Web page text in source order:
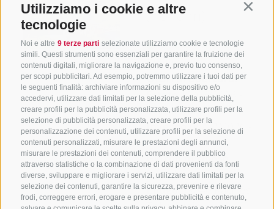
Utilizziamo i cookie e altre
tecnologie
Noi e altre 9 terze parti selezionate utilizziamo cookie e tecnologie
simili. Questi strumenti sono essenziali per garantire la fruizione dei
contenuti digitali, migliorare la navigazione e, previo tuo consenso,
per scopi pubblicitari. Ad esempio, potremmo utilizzare i tuoi dati per
le seguenti finalità: archiviare informazioni su dispositivo e/o
accedervi, utilizzare dati limitati per la selezione della pubblicità,
creare profili per la pubblicità personalizzata, utilizzare profili per la
selezione di pubblicità personalizzata, creare profili per la
personalizzazione dei contenuti, utilizzare profili per la selezione di
contenuti personalizzati, misurare le prestazioni degli annunci,
misurare le prestazioni dei contenuti, comprendere il pubblico
attraverso statistiche o la combinazione di dati provenienti da fonti
diverse, sviluppare e migliorare i servizi, utilizzare dati limitati per la
selezione dei contenuti, garantire la sicurezza, prevenire e rilevare
frodi, correggere errori, erogare e presentare pubblicità e contenuto,
(1840 m)
Mostra sulla
mappa
Orari di apertura:
Estate12/06/2026 -
04/10/2026
Inverno04/12/2026 -
04/04/2027
Giorno di riposo
Lunedì
Luogo39040 Racines
Tel. rifugio +39 0472